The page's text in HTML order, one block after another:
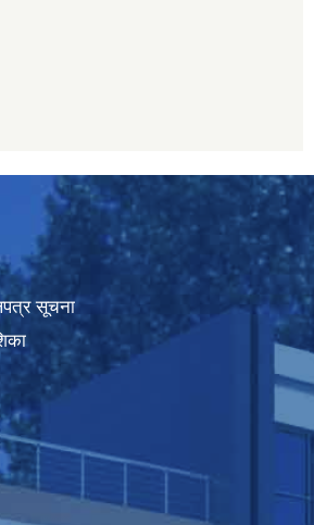
सूचना